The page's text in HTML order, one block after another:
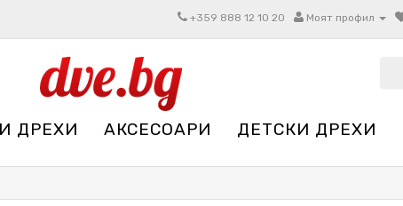
+359 888 12 10 20 Моят профил
ДРЕХИ АКСЕСОАРИ ДЕТСКИ ДРЕХИ